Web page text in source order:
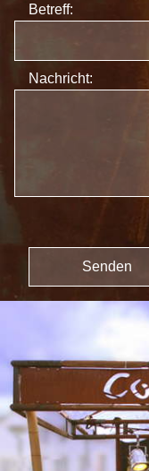
Betreff:
Nachricht: